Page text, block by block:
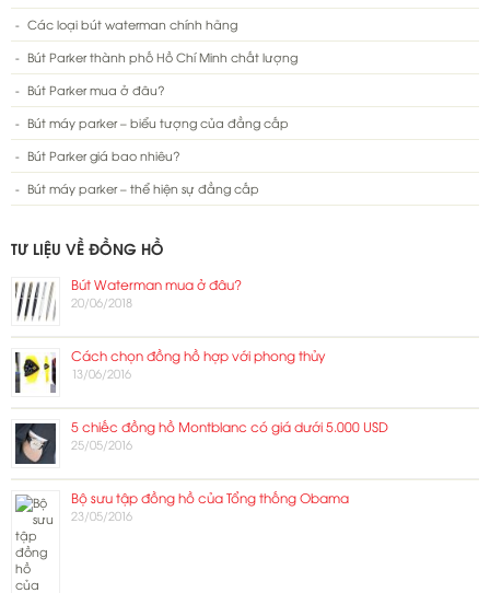
Các loại bút waterman chính hãng
Bút Parker thành phố Hồ Chí Minh chất lượng
Bút Parker mua ở đâu?
Bút máy parker – biểu tượng của đẳng cấp
Bút Parker giá bao nhiêu?
Bút máy parker – thể hiện sự đẳng cấp
TƯ LIỆU VỀ ĐỒNG HỒ
Bút Waterman mua ở đâu?
20/06/2018
Cách chọn đồng hồ hợp với phong thủy
13/06/2016
5 chiếc đồng hồ Montblanc có giá dưới 5.000 USD
25/05/2016
Bộ sưu tập đồng hồ của Tổng thống Obama
23/05/2016